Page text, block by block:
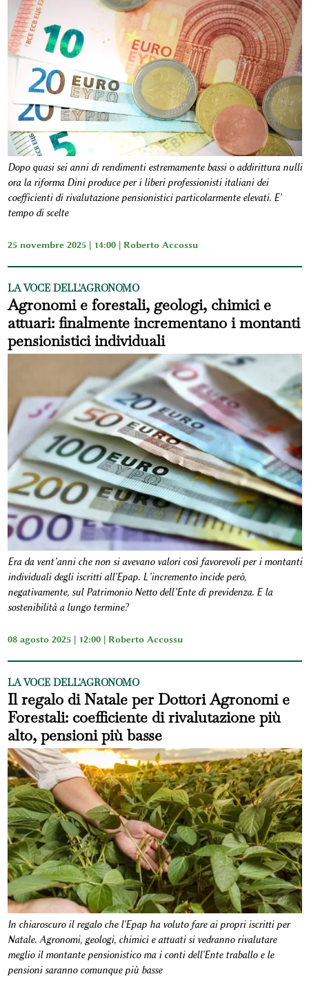
Dopo quasi sei anni di rendimenti estremamente bassi o addirittura nulli
ora la riforma Dini produce per i liberi professionisti italiani dei
coefficienti di rivalutazione pensionistici particolarmente elevati. E'
tempo di scelte
25 novembre 2025 | 14:00 | Roberto Accossu
LA VOCE DELL'AGRONOMO
Agronomi e forestali, geologi, chimici e
attuari: finalmente incrementano i montanti
pensionistici individuali
Era da vent’anni che non si avevano valori così favorevoli per i montanti
individuali degli iscritti all'Epap. L’incremento incide però,
negativamente, sul Patrimonio Netto dell’Ente di previdenza. E la
sostenibilità a lungo termine?
08 agosto 2025 | 12:00 | Roberto Accossu
LA VOCE DELL'AGRONOMO
Il regalo di Natale per Dottori Agronomi e
Forestali: coefficiente di rivalutazione più
alto, pensioni più basse
In chiaroscuro il regalo che l'Epap ha voluto fare ai propri iscritti per
Natale. Agronomi, geologi, chimici e attuati si vedranno rivalutare
meglio il montante pensionistico ma i conti dell'Ente traballo e le
pensioni saranno comunque più basse